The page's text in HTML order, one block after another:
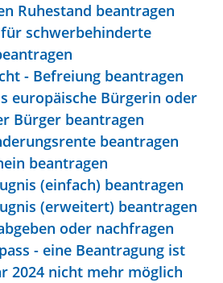
Ruhestand beantragen
schwerbehinderte
- Befreiung beantragen
europäische Bürgerin oder
Bürger beantragen
beantragen
beantragen
(einfach) beantragen
(erweitert) beantragen
oder nachfragen
- eine Beantragung ist
2024 nicht mehr möglich